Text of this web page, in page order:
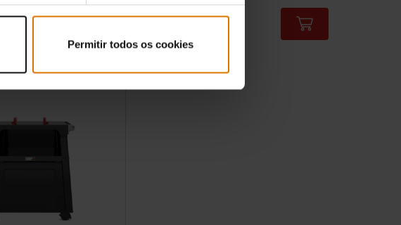
Permitir todos os cookies